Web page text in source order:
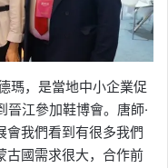
瑪，是當地中小企業促
江參加鞋博會。唐師·
會我們看到有很多我們
古國需求很大，合作前